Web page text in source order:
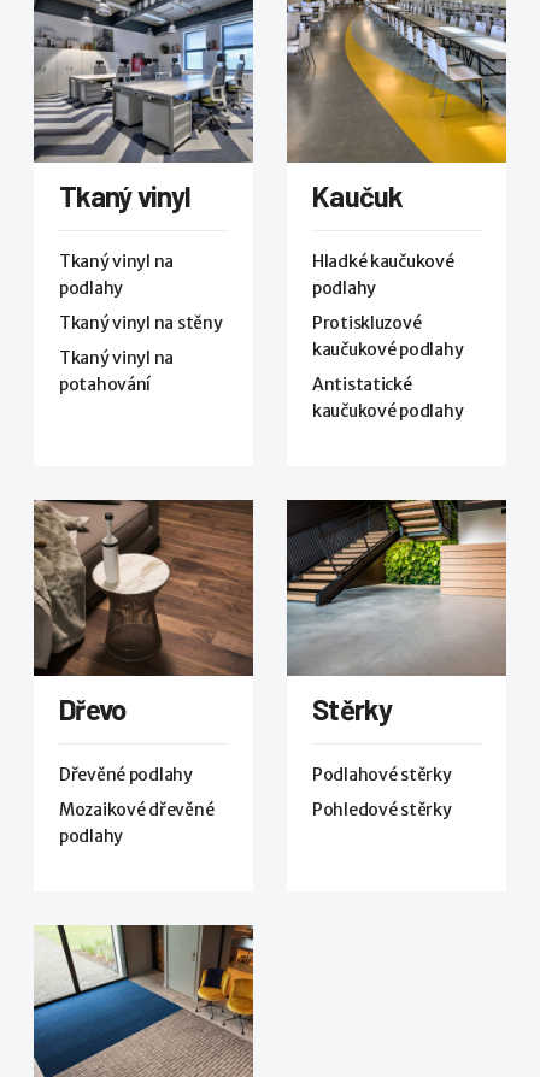
Tkaný vinyl
Tkaný vinyl na
podlahy
Tkaný vinyl na stěny
Tkaný vinyl na
potahování
Kaučuk
Hladké kaučukové
podlahy
Protiskluzové
kaučukové podlahy
Antistatické
kaučukové podlahy
Dřevo
Dřevěné podlahy
Mozaikové dřevěné
podlahy
Stěrky
Podlahové stěrky
Pohledové stěrky